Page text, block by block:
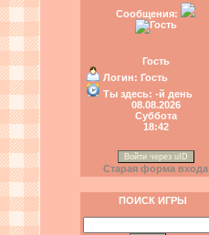
Сообщения:
Гость
Логин: Гость
Ты здесь: -й день
08.08.2026
Суббота
18:42
Войти через uID
Старая форма входа
ПОИСК ИГРЫ